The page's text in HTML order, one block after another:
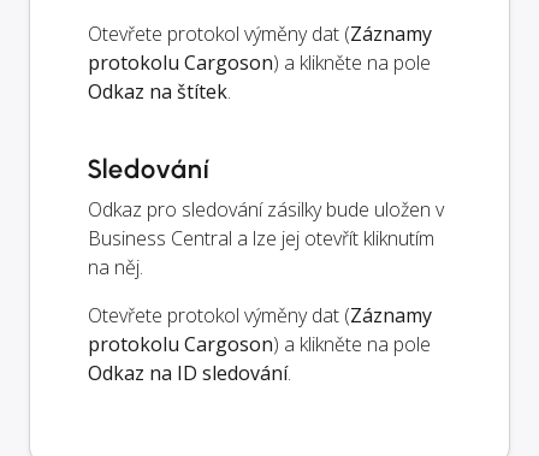
Otevřete protokol výměny dat (Záznamy
protokolu Cargoson) a klikněte na pole
Odkaz na štítek.
Sledování
Odkaz pro sledování zásilky bude uložen v
Business Central a lze jej otevřít kliknutím
na něj.
Otevřete protokol výměny dat (Záznamy
protokolu Cargoson) a klikněte na pole
Odkaz na ID sledování.